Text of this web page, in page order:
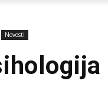
Novosti